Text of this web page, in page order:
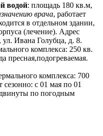
водой: площадь 180 кв.м,
врача, работает
в отдельном здании,
(лечение). Адрес
ул. Ивана Голубца, д. 8.
комплекса: 250 кв.
пресная,подогреваемая.
комплекса: 700
сезонно: с 01 мая по 01
по погодным